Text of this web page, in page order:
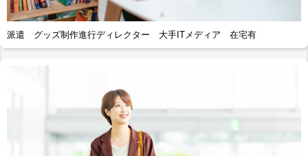
派遣 グッズ制作進行ディレクター 大手ITメディア 在宅有